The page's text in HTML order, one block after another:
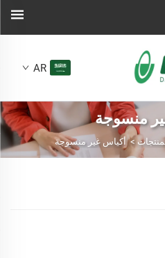
AR
منسوجة
> أكياس غير منسوجة